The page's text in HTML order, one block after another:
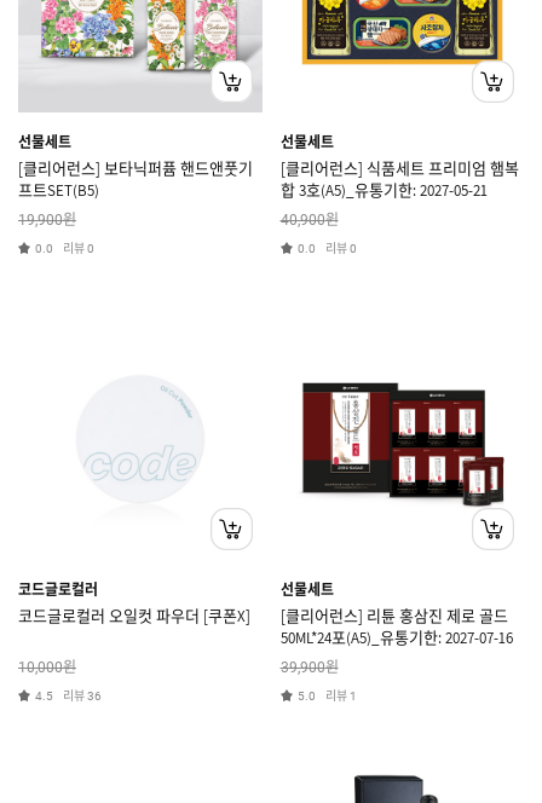
선물세트
[클리어런스] 보타닉퍼퓸 핸드앤풋기
프트SET(B5)
19,900원
0.0 리뷰0
선물세트
[클리어런스] 식품세트 프리미엄 햄복
합 3호(A5)_유통기한: 2027-05-21
40,900원
0.0 리뷰0
코드글로컬러
코드글로컬러 오일컷 파우더 [쿠폰X]
10,000원
4.5 리뷰36
선물세트
[클리어런스] 리튠 홍삼진 제로 골드
50ML*24포(A5)_유통기한: 2027-07-16
39,900원
5.0 리뷰 1